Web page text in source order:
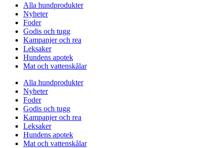
Alla hundprodukter
Nyheter
Foder
Godis och tugg
Kampanjer och rea
Leksaker
Hundens apotek
Mat och vattenskålar
Alla hundprodukter
Nyheter
Foder
Godis och tugg
Kampanjer och rea
Leksaker
Hundens apotek
Mat och vattenskålar